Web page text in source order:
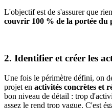
L'objectif est de s'assurer que
couvrir 100 % de la portée du
2. Identifier et créer les
Une fois le périmètre défini, on
projet en activités concrètes et
bon niveau de détail : trop
assez le rend trop vague. C'est